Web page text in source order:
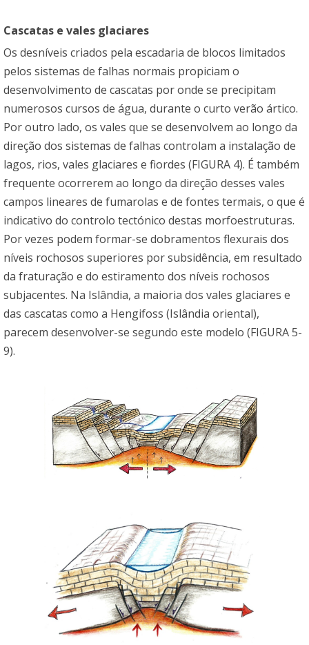
Cascatas e vales glaciares
Os desníveis criados pela escadaria de blocos limitados
pelos sistemas de falhas normais propiciam o
desenvolvimento de cascatas por onde se precipitam
numerosos cursos de água, durante o curto verão ártico.
Por outro lado, os vales que se desenvolvem ao longo da
direção dos sistemas de falhas controlam a instalação de
lagos, rios, vales glaciares e fiordes (FIGURA 4). É também
frequente ocorrerem ao longo da direção desses vales
campos lineares de fumarolas e de fontes termais, o que é
indicativo do controlo tectónico destas morfoestruturas.
Por vezes podem formar-se dobramentos flexurais dos
níveis rochosos superiores por subsidência, em resultado
da fraturação e do estiramento dos níveis rochosos
subjacentes. Na Islândia, a maioria dos vales glaciares e
das cascatas como a Hengifoss (Islândia oriental),
parecem desenvolver-se segundo este modelo (FIGURA 5-
9).